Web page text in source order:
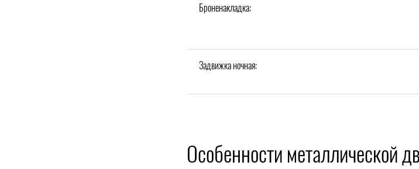
Броненакладка:
Задвижка ночная:
Особенности металлической